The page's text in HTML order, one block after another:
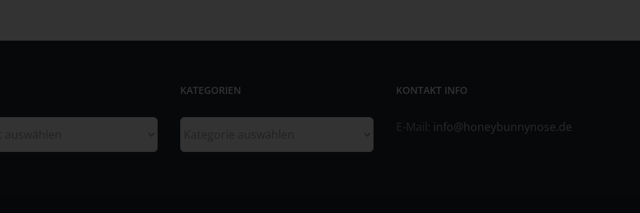
KATEGORIEN KONTAKT INFO
E-Mail: info@honeybunnynose.de
anderer Bestimmungen mit datenschutzrechtlichem Charakter ist:
Kunz